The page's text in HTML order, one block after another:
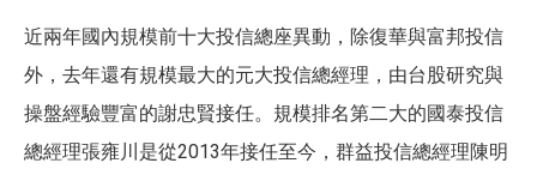
近兩年國內規模前十大投信總座異動，除復華與富邦投信
外，去年還有規模最大的元大投信總經理，由台股研究與
操盤經驗豐富的謝忠賢接任。規模排名第二大的國泰投信
總經理張雍川是從2013年接任至今，群益投信總經理陳明